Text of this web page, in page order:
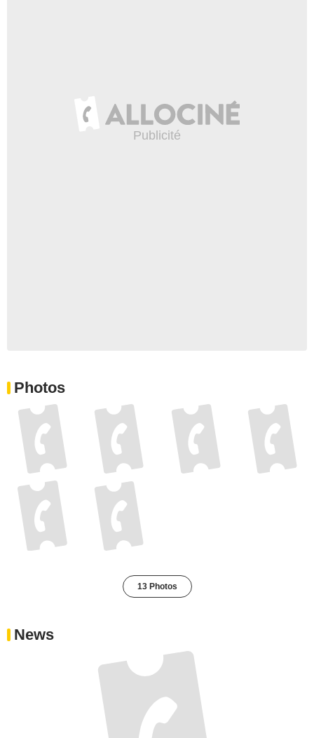
Photos
13 Photos
News